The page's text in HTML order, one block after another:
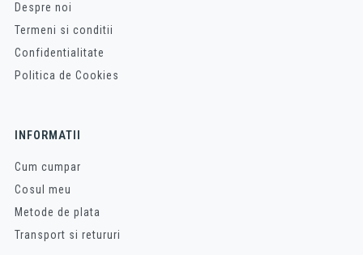
Despre noi
Termeni si conditii
Confidentialitate
Politica de Cookies
INFORMATII
Cum cumpar
Cosul meu
Metode de plata
Transport si retururi